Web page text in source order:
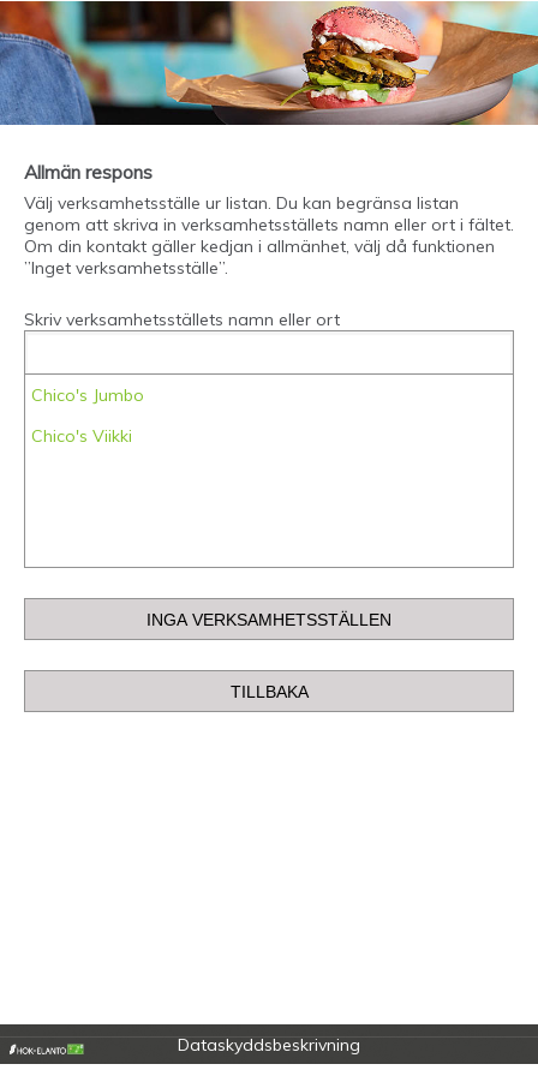
Allmän respons
Välj verksamhetsställe ur listan. Du kan begränsa listan
genom att skriva in verksamhetsställets namn eller ort i fältet.
Om din kontakt gäller kedjan i allmänhet, välj då funktionen
”Inget verksamhetsställe”.
Skriv verksamhetsställets namn eller ort
Chico's Jumbo
Chico's Viikki
Dataskyddsbeskrivning